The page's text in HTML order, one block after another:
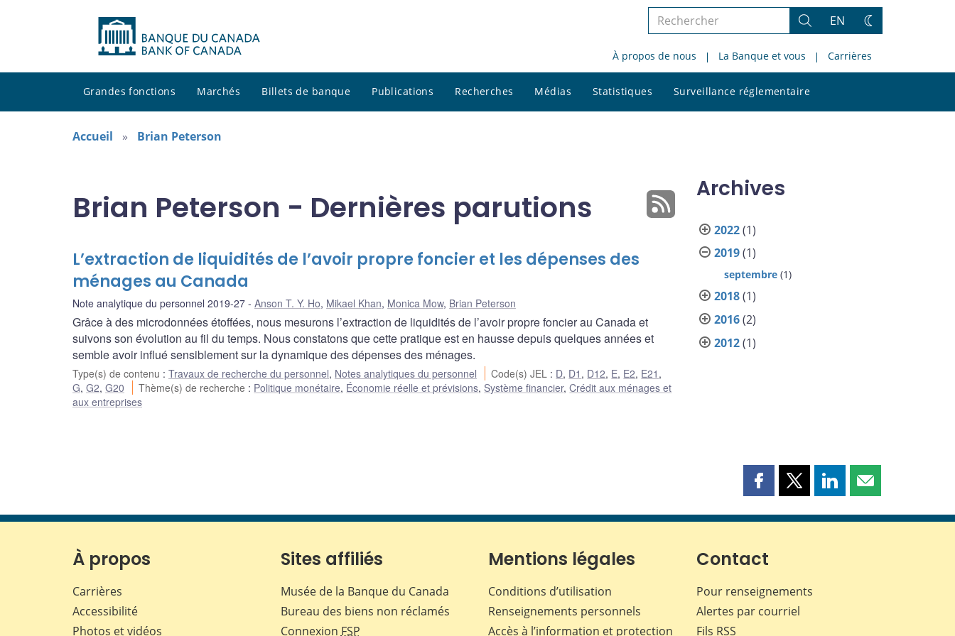
Rechercher
le
site
Rechercher
EN
Changez
thème
À propos de nous La Banque et vous Carrières
Grandes fonctions Marchés Billets de banque Publications Recherches Médias Statistiques Surveillance réglementaire
le
Accueil Brian Peterson
Brian Peterson - Dernières parutions
L’extraction de liquidités de l’avoir propre foncier et les dépenses des
ménages au Canada
Note analytique du personnel 2019-27 Anson T. Y. Ho, Mikael Khan, Monica Mow, Brian Peterson
Grâce à des microdonnées étoffées, nous mesurons l’extraction de liquidités de l’avoir propre foncier au Canada et
suivons son évolution au fil du temps. Nous constatons que cette pratique est en hausse depuis quelques années et
semble avoir influé sensiblement sur la dynamique des dépenses des ménages.
Type(s) de contenu : Travaux de recherche du personnel, Notes analytiques du personnel Code(s) JEL : D, D1 , D12, E, E2, E21 ,
G, G2, G20 Thème(s) de recherche : Politique monétaire, Économie réelle et prévisions, Système financier,Crédit aux ménages et
aux entreprises
Archives
2022(1)
2019(1)
septembre (1)
2018(1)
2016(2)
2012(1)
Partager
page
Facebook
Partager
page
Partager
page
Partager
page
À propos
Carrières
Accessibilité
Photos et vidéos
Sites affiliés
Musée de la Banque du Canada
Bureau des biens non réclamés
Connexion FSP
Mentions légales
Conditions d’utilisation
Renseignements personnels
Accès à l’information et protection
Contact
Pour renseignements
Alertes par courriel
Fils RSS